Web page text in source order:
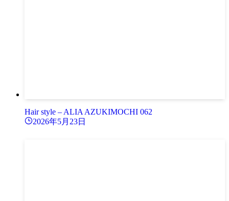
Hair style – ALIA AZUKIMOCHI 062
2026年5月23日